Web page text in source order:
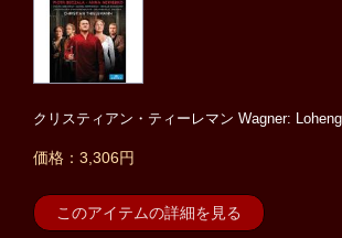
クリスティアン・ティーレマン Wagner:
価格：3,306円
このアイテムの詳細を見る